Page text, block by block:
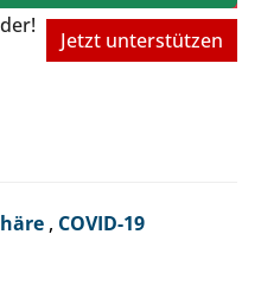
Jetzt unterstützen
, COVID-19